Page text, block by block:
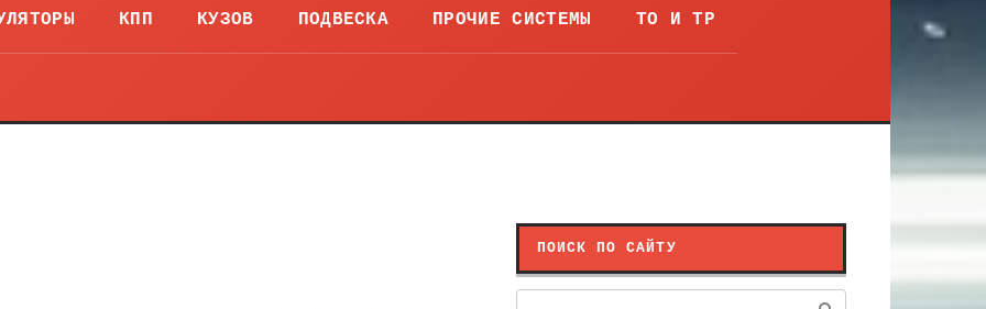
КПП КУЗОВ ПОДВЕСКА ПРОЧИЕ СИСТЕМЫ ТО И ТР
ПОИСК ПО САЙТУ